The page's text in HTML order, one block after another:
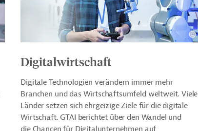
Digitalwirtschaft
Digitale Technologien verändern immer mehr
Branchen und das Wirtschaftsumfeld weltweit. Viele
Länder setzen sich ehrgeizige Ziele für die digitale
Wirtschaft. GTAI berichtet über den Wandel und
die Chancen für Digitalunternehmen auf